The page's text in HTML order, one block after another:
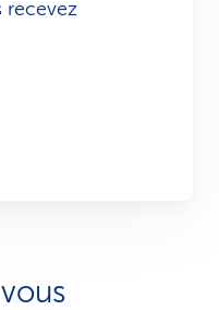
recevez